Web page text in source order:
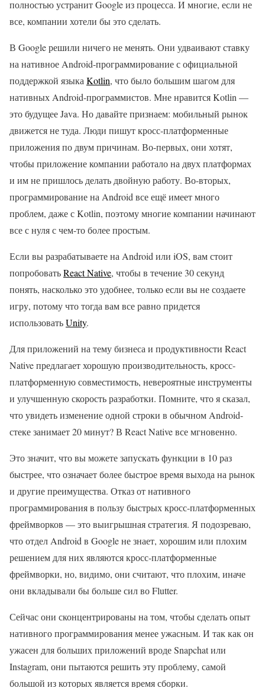
полностью устранит Google из процесса. И многие, если не
все, компании хотели бы это сделать.
В Google решили ничего не менять. Они удваивают ставку
на нативное Android-программирование с официальной
поддержкой языка Kotlin, что было большим шагом для
нативных Android-программистов. Мне нравится Kotlin —
это будущее Java. Но давайте признаем: мобильный рынок
движется не туда. Люди пишут кросс-платформенные
приложения по двум причинам. Во-первых, они хотят,
чтобы приложение компании работало на двух платформах
и им не пришлось делать двойную работу. Во-вторых,
программирование на Android все ещё имеет много
проблем, даже с Kotlin, поэтому многие компании начинают
все с нуля с чем-то более простым.
Если вы разрабатываете на Android или iOS, вам стоит
попробоватьReact Native, чтобы в течение 30 секунд
понять, насколько это удобнее, только если вы не создаете
игру, потому что тогда вам все равно придется
использоватьUnity.
Для приложений на тему бизнеса и продуктивности React
Native предлагает хорошую производительность, кросс-
платформенную совместимость, невероятные инструменты
и улучшенную скорость разработки. Помните, что я сказал,
что увидеть изменение одной строки в обычном Android-
стеке занимает 20 минут? В React Native все мгновенно.
Это значит, что вы можете запускать функции в 10 раз
быстрее, что означает более быстрое время выхода на рынок
и другие преимущества. Отказ от нативного
программирования в пользу быстрых кросс-платформенных
фреймворков — это выигрышная стратегия. Я подозреваю,
что отдел Android в Google не знает, хорошим или плохим
решением для них являются кросс-платформенные
фреймворки, но, видимо, они считают, что плохим, иначе
они вкладывали бы больше сил во Flutter.
Сейчас они сконцентрированы на том, чтобы сделать опыт
нативного программирования менее ужасным. И так как он
ужасен для больших приложений вроде Snapchat или
Instagram, они пытаются решить эту проблему, самой
большой из которых является время сборки.